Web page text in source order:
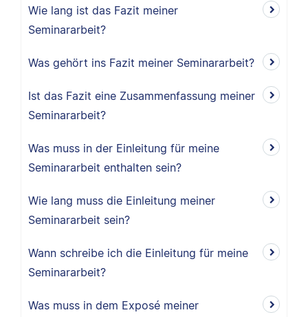
Wie lang ist das Fazit meiner
Seminararbeit?
Was gehört ins Fazit meiner Seminararbeit?
Ist das Fazit eine Zusammenfassung meiner
Seminararbeit?
Was muss in der Einleitung für meine
Seminararbeit enthalten sein?
Wie lang muss die Einleitung meiner
Seminararbeit sein?
Wann schreibe ich die Einleitung für meine
Seminararbeit?
Was muss in dem Exposé meiner